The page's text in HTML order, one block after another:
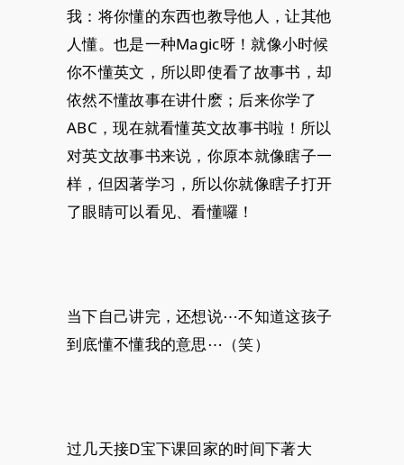
我：将你懂的东西也教导他人，让其他
人懂。也是一种Magic呀！就像小时候
你不懂英文，所以即使看了故事书，却
依然不懂故事在讲什麽；后来你学了
ABC，现在就看懂英文故事书啦！所以
对英文故事书来说，你原本就像瞎子一
样，但因著学习，所以你就像瞎子打开
了眼睛可以看见、看懂囉！
当下自己讲完，还想说⋯不知道这孩子
到底懂不懂我的意思⋯（笑）
过几天接D宝下课回家的时间下著大